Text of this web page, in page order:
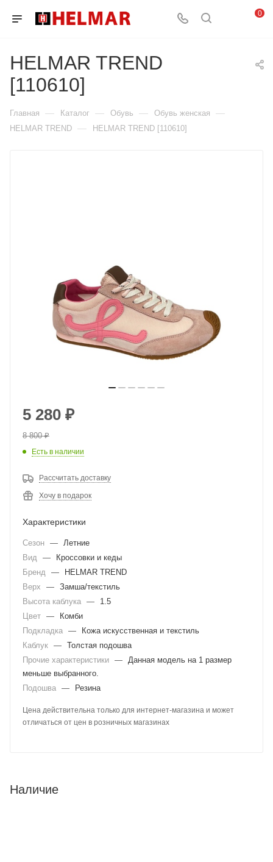
0
HELMAR TREND
[110610]
Главная — Каталог — Обувь — Обувь женская —
HELMAR TREND — HELMAR TREND [110610]
5 280 ₽
8 800₽
Есть в наличии
Рассчитать доставку
Хочу в подарок
Характеристики
Сезон —
Летние
Вид
—
Кроссовки и кеды
Бренд
—
HELMAR TREND
Верх
— Замша/текстиль
Высота каблука —
1.5
Цвет —
Комби
Подкладка —
Кожа искусственная и текстиль
Каблук — Толстая подошва
Прочие характеристики —
Данная модель на 1 размер
меньше выбранного.
Подошва — Резина
Цена действительна только для интернет-магазина и может
отличаться от цен в розничных магазинах
Наличие